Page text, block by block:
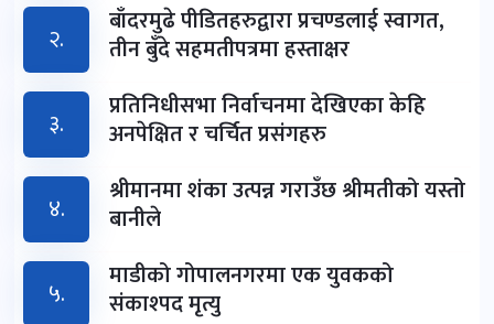
२.
बाँदरमुढे पीडितहरुद्वारा प्रचण्डलाई स्वागत,
तीन बुँदे सहमतीपत्रमा हस्ताक्षर
३.
प्रतिनिधीसभा निर्वाचनमा देखिएका केहि
अनपेक्षित र चर्चित प्रसंगहरु
४.
श्रीमानमा शंका उत्पन्न गराउँछ श्रीमतीको यस्तो
बानीले
५.
माडीको गोपालनगरमा एक युवकको
संकाश्पद मृत्यु